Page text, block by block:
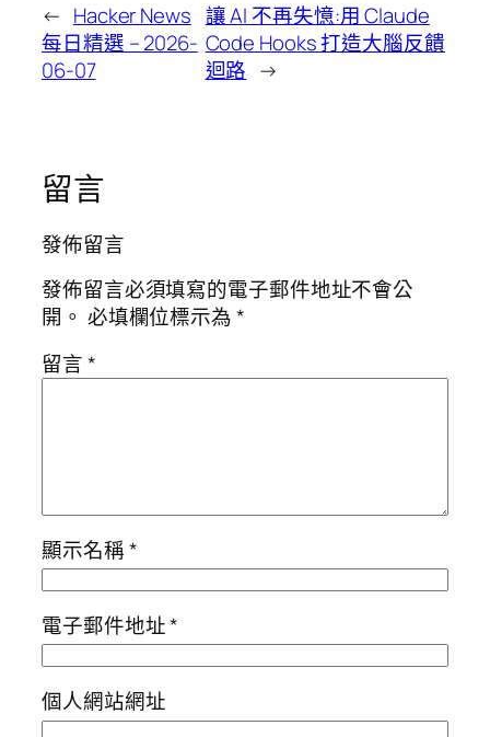
← Hacker News
每日精選 – 2026-
06-07
讓 AI 不再失憶:用 Claude
Code Hooks 打造大腦反饋
迴路 →
留言
發佈留言
發佈留言必須填寫的電子郵件地址不會公
開。 必填欄位標示為*
留言*
顯示名稱*
電子郵件地址*
個人網站網址